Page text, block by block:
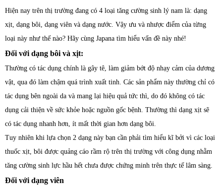
Hiện nay trên thị trường đang có 4 loại tăng cường sinh lý nam là: dạng
xịt, dạng bôi, dạng viên và dạng nước. Vậy ưu và nhược điểm của từng
loại này như thế nào? Hãy cùng Japana tìm hiểu vấn đề này nhé!
Đối với dạng bôi và xịt:
Thường có tác dụng chính là gây tê, làm giảm bớt độ nhạy cảm của dương
vật, qua đó làm chậm quá trình xuất tinh. Các sản phẩm này thường chỉ có
tác dụng bên ngoài da và mang lại hiệu quả tức thì, do đó không có tác
dụng cải thiện về sức khỏe hoặc nguồn gốc bệnh. Thường thì dạng xịt sẽ
có tác dụng nhanh hơn, ít mất thời gian hơn dạng bôi.
Tuy nhiên khi lựa chọn 2 dạng này bạn cần phải tìm hiểu kĩ bởi vì các loại
thuốc xịt, bôi được quảng cáo rầm rộ trên thị trường với công dụng nhằm
tăng cường sinh lực hầu hết chưa được chứng minh trên thực tế lâm sàng.
Đối với dạng viên